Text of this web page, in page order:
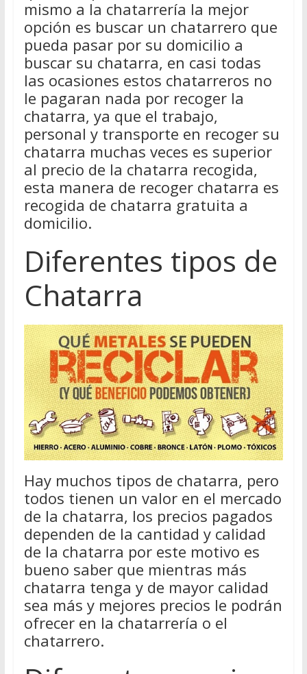
mismo a la chatarrería la mejor
opción es buscar un chatarrero que
pueda pasar por su domicilio a
buscar su chatarra, en casi todas
las ocasiones estos chatarreros no
le pagaran nada por recoger la
chatarra, ya que el trabajo,
personal y transporte en recoger su
chatarra muchas veces es superior
al precio de la chatarra recogida,
esta manera de recoger chatarra es
recogida de chatarra gratuita a
domicilio.
Diferentes tipos de
Chatarra
Hay muchos tipos de chatarra, pero
todos tienen un valor en el mercado
de la chatarra, los precios pagados
dependen de la cantidad y calidad
de la chatarra por este motivo es
bueno saber que mientras más
chatarra tenga y de mayor calidad
sea más y mejores precios le podrán
ofrecer en la chatarrería o el
chatarrero.